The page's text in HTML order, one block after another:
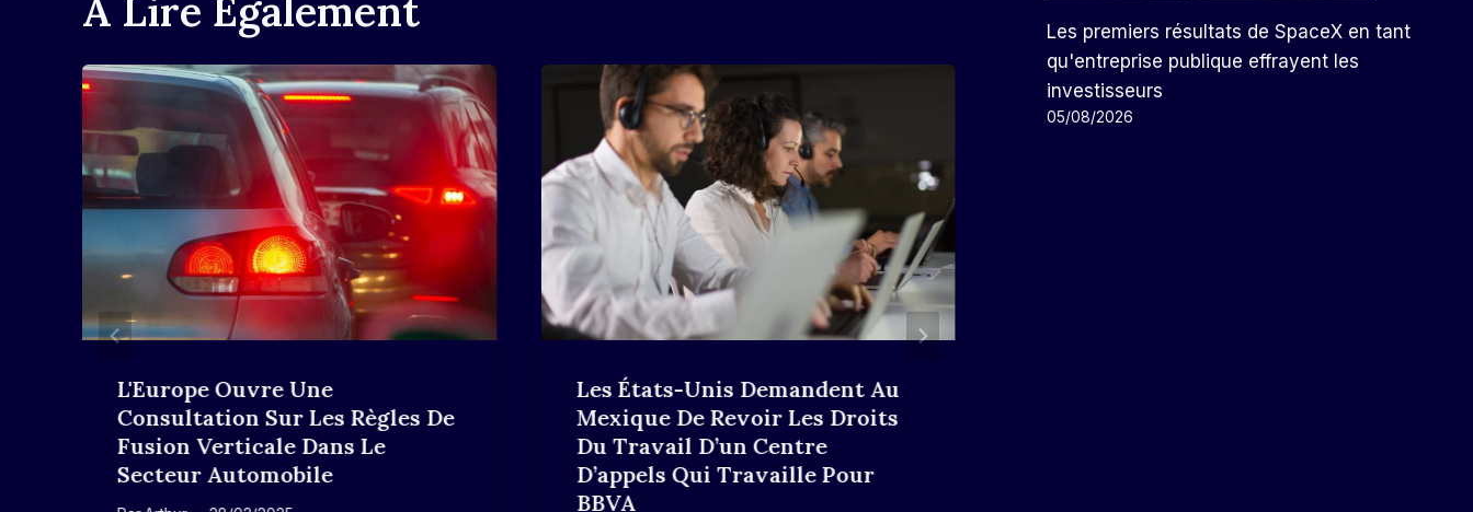
L'Europe Ouvre Une
Consultation Sur Les Règles De
Fusion Verticale Dans Le
Secteur Automobile
Les États-Unis Demandent Au
Mexique De Revoir Les Droits
Du Travail D’un Centre
D’appels Qui Travaille Pour
BBVA
Les premiers résultats de SpaceX en tant
qu'entreprise publique effrayent les
investisseurs
05/08/2026